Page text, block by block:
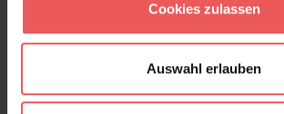
Cookies zulassen
Auswahl erlauben
Sie haben Fragen zum Produkt?
Frage stellen